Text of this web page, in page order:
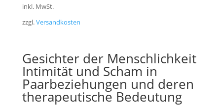
inkl. MwSt.
zzgl.Versandkosten
Gesichter der Menschlichkeit
Intimität und Scham in
Paarbeziehungen und deren
therapeutische Bedeutung